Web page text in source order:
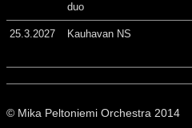
duo
25.3.2027 Kauhavan NS
© Mika Peltoniemi Orchestra 2014